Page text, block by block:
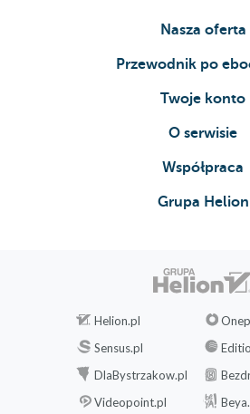
Nasza oferta
Przewodnik po
Twoje konto
O serwisie
Współpraca
Grupa Helion
Helion.pl
Sensus.pl
DlaBystrzakow.pl
Videopoint.pl